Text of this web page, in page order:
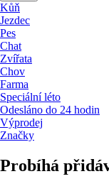
Kůň
Jezdec
Pes
Chat
Zvířata
Chov
Farma
Speciální léto
Odesláno do 24 hodin
Výprodej
Značky
Probíhá